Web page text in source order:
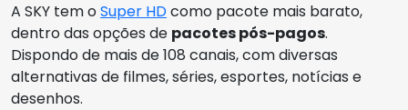
A SKY tem oSuper HDcomo pacote mais barato,
dentro das opções de pacotes pós-pagos.
Dispondo de mais de 108 canais, com diversas
alternativas de filmes, séries, esportes, notícias e
desenhos.